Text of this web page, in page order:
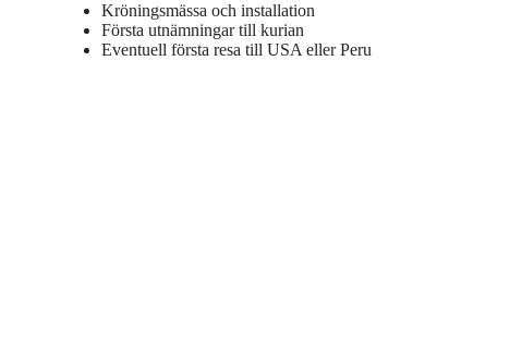
Kröningsmässa och installation
Första utnämningar till kurian
Eventuell första resa till USA eller Peru